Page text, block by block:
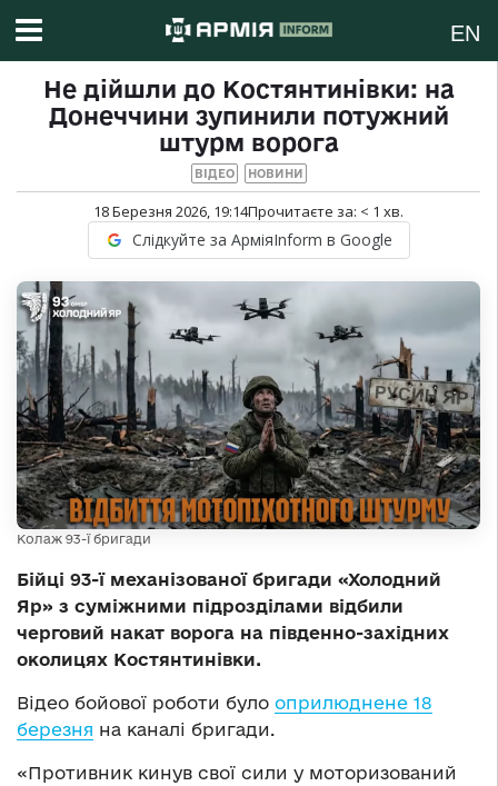
EN
Не дійшли до Костянтинівки: на
Донеччини зупинили потужний
штурм ворога
ВІДЕО НОВИНИ
18 Березня 2026, 19:14Прочитаєте за: < 1 хв.
Слідкуйте за АрміяInform в Google
Колаж 93-ї бригади
Бійці 93-ї механізованої бригади «Холодний
Яр» з суміжними підрозділами відбили
черговий накат ворога на південно-західних
околицях Костянтинівки.
Відео бойової роботи було оприлюднене 18
березня на каналі бригади.
«Противник кинув свої сили у моторизований